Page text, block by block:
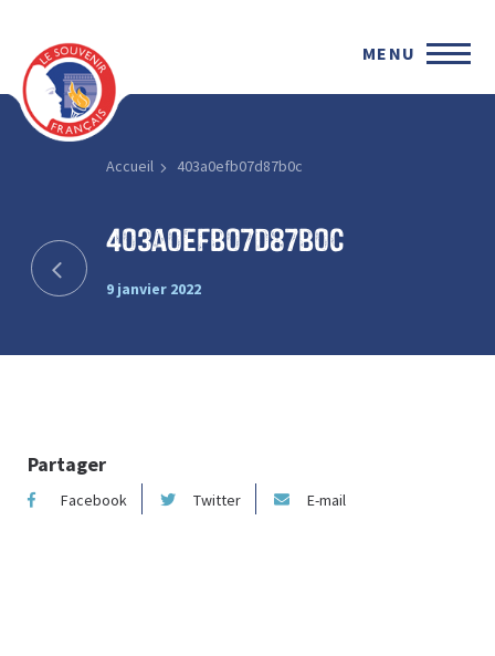
MENU
Accueil 403a0efb07d87b0c
403a0efb07d87b0c
9 janvier 2022
Partager
Facebook Twitter E-mail